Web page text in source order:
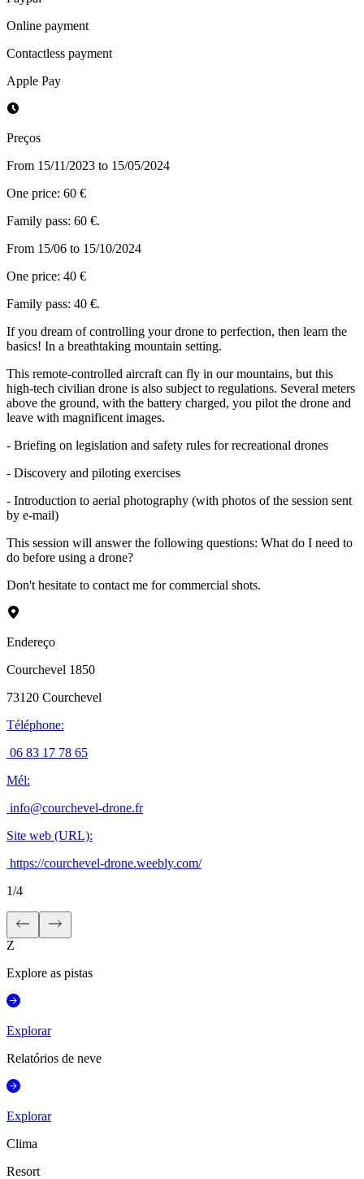
Online payment
Contactless payment
Apple Pay
Preços
From 15/11/2023 to 15/05/2024
One price: 60 €
Family pass: 60 €.
From 15/06 to 15/10/2024
One price: 40 €
Family pass: 40 €.
If you dream of controlling your drone to perfection, then learn the
basics! In a breathtaking mountain setting.
This remote-controlled aircraft can fly in our mountains, but this
high-tech civilian drone is also subject to regulations. Several meters
above the ground, with the battery charged, you pilot the drone and
leave with magnificent images.
- Briefing on legislation and safety rules for recreational drones
- Discovery and piloting exercises
- Introduction to aerial photography (with photos of the session sent
by e-mail)
This session will answer the following questions: What do I need to
do before using a drone?
Don't hesitate to contact me for commercial shots.
Endereço
Courchevel 1850
73120 Courchevel
Téléphone:
06 83 17 78 65
Mél:
info@courchevel-drone.fr
Site web (URL):
https://courchevel-drone.weebly.com/
1/4
Z
Explore as pistas
Explorar
Relatórios de neve
Explorar
Clima
Resort